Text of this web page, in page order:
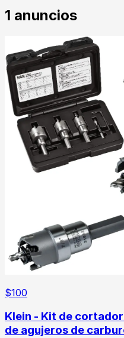
1 anuncios
$100
Klein - Kit de
de agujeros de